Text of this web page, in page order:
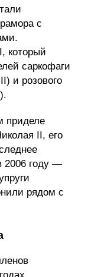
с
который
саркофаги
и розового
приделе
II, его
2006 году —
рядом с